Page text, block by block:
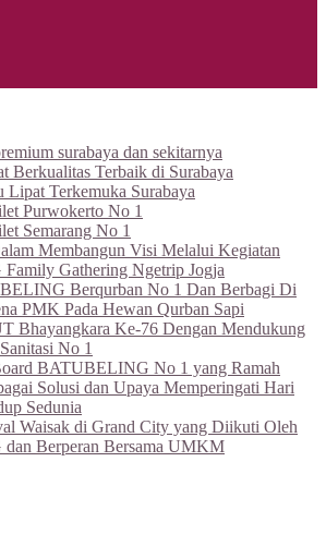
surabaya dan sekitarnya
Berkualitas Terbaik di Surabaya
Lipat Terkemuka Surabaya
Purwokerto No 1
Semarang No 1
Membangun Visi Melalui Kegiatan
Gathering Ngetrip Jogja
Berqurban No 1 Dan Berbagi Di
PMK Pada Hewan Qurban Sapi
Bhayangkara Ke-76 Dengan Mendukung
No 1
BATUBELING No 1 yang Ramah
Solusi dan Upaya Memperingati Hari
Sedunia
Waisak di Grand City yang Diikuti Oleh
Berperan Bersama UMKM